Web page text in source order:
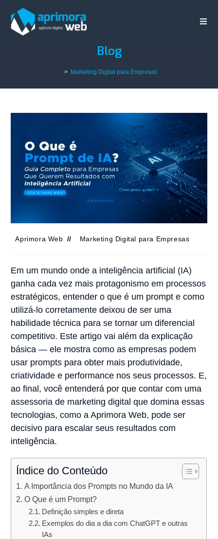
Blog
> Marketing Digital para Empresas
Aprimora Web Marketing Digital para Empresas
Em um mundo onde a inteligência artificial (IA)
ganha cada vez mais protagonismo em processos
estratégicos, entender o que é um prompt e como
utilizá-lo corretamente deixou de ser uma
habilidade técnica para se tornar um diferencial
competitivo. Este artigo vai além da explicação
básica — ele mostra como as empresas podem
usar prompts para obter mais produtividade,
criatividade e performance nos seus processos. E,
ao final, você entenderá por que contar com uma
assessoria de marketing digital que domina essas
tecnologias, como a Aprimora Web, pode ser
decisivo para escalar seus resultados com
inteligência.
Índice do Conteúdo
A Importância dos Prompts no Mundo da IA
O Que é um Prompt?
Definição simples e direta
Exemplos do dia a dia com ChatGPT e outras
IAs